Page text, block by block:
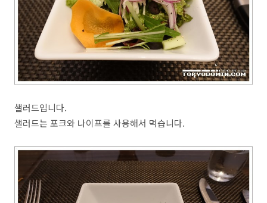
샐러드입니다.
샐러드는 포크와 나이프를 사용해서 먹습니다.